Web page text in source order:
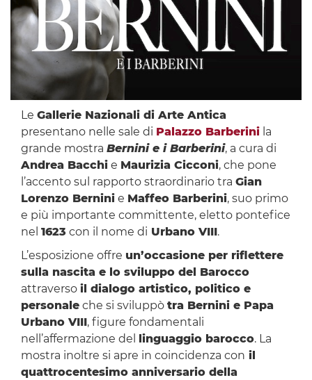
Le Gallerie Nazionali di Arte Antica
presentano nelle sale di Palazzo Barberinila
grande mostra Bernini e i Barberini, a cura di
Andrea Bacchie Maurizia Cicconi, che pone
l’accento sul rapporto straordinario tra Gian
Lorenzo Berninie Maffeo Barberini, suo primo
e più importante committente, eletto pontefice
nel 1623con il nome di Urbano VIII.
L’esposizione offre un’occasione per riflettere
sulla nascita e lo sviluppo del Barocco
attraverso il dialogo artistico, politico e
personaleche si sviluppò tra Bernini e Papa
Urbano VIII, figure fondamentali
nell’affermazione del
linguaggio barocco. La
mostra inoltre si apre in coincidenza con il
quattrocentesimo anniversario della